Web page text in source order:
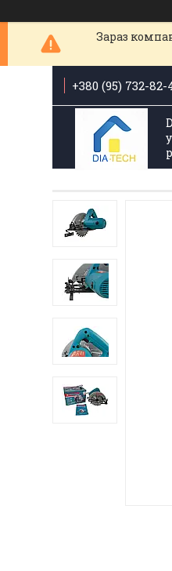
Зараз
+380 (95) 732-82-